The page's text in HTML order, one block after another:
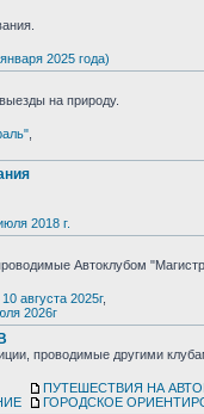
2025 года)
на природу.
2018 г.
Автоклубом
августа 2025г,
2026г
проводимые другими
ПУТЕШЕСТВИЯ НА
ГОРОДСКОЕ